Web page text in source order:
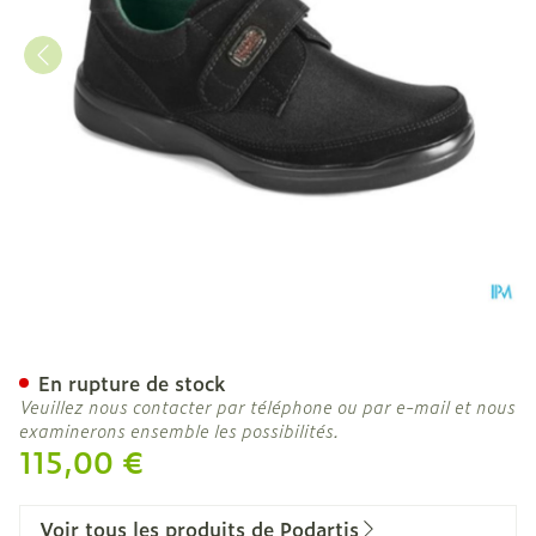
115,00 €
En rupture de stock
Veuillez nous contacter par téléphone ou par e-mail et nous
examinerons ensemble les possibilités.
Voir tous les produits de Podartis